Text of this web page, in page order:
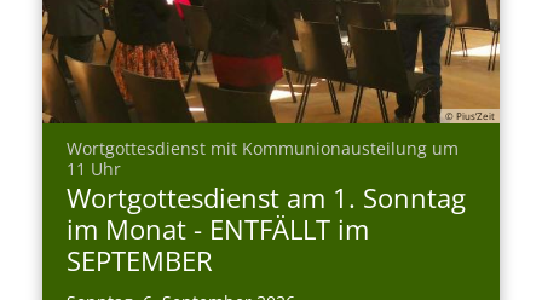
© Pius’Zeit
Wortgottesdienst mit Kommunionausteilung um
11 Uhr:
Wortgottesdienst am 1. Sonntag
im Monat - ENTFÄLLT im
SEPTEMBER